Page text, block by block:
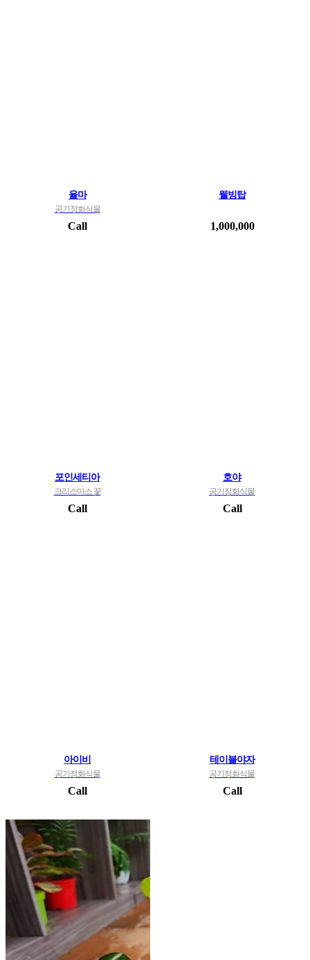
율마
공기정화식물
Call
웰빙탑
1,000,000
포인세티아
크리스마스 꽃
Call
호야
공기정화식물
Call
아이비
공기정화식물
Call
테이블야자
공기정화식물
Call